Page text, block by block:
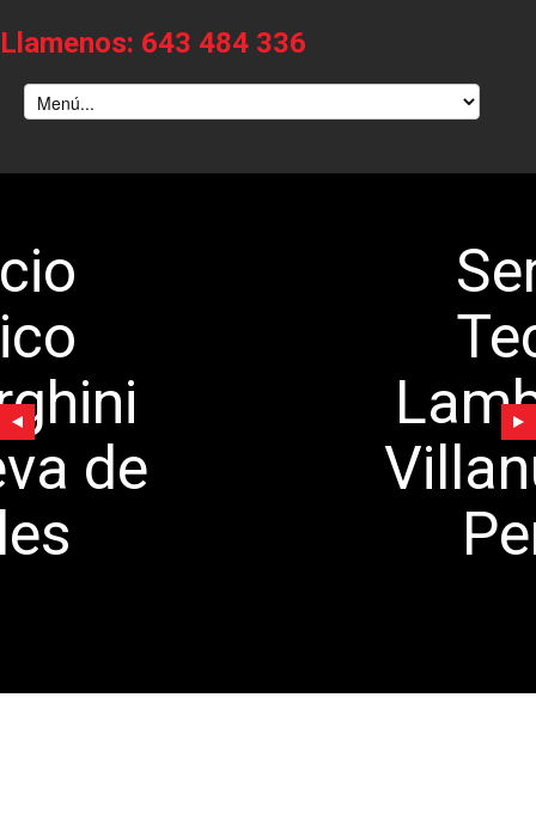
Llamenos: 643 484 336
Servicio
Tecnico
Lamborghini
de